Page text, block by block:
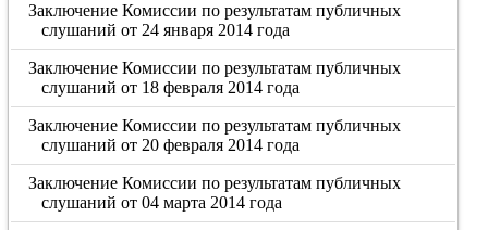
Заключение Комиссии по результатам публичных
слушаний от 24 января 2014 года
Заключение Комиссии по результатам публичных
слушаний от 18 февраля 2014 года
Заключение Комиссии по результатам публичных
слушаний от 20 февраля 2014 года
Заключение Комиссии по результатам публичных
слушаний от 04 марта 2014 года